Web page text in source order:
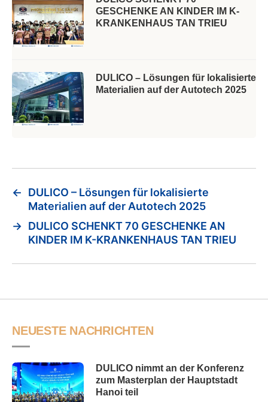
GESCHENKE AN KINDER IM K-
KRANKENHAUS TAN TRIEU
DULICO – Lösungen für lokalisierte
Materialien auf der Autotech 2025
←
DULICO – Lösungen für lokalisierte
Materialien auf der Autotech 2025
→ DULICO SCHENKT 70 GESCHENKE AN
KINDER IM K-KRANKENHAUS TAN TRIEU
NEUESTE NACHRICHTEN
DULICO nimmt an der Konferenz
zum Masterplan der Hauptstadt
Hanoi teil